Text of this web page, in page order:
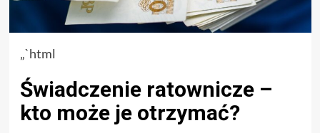
„`html
Świadczenie ratownicze –
kto może je otrzymać?